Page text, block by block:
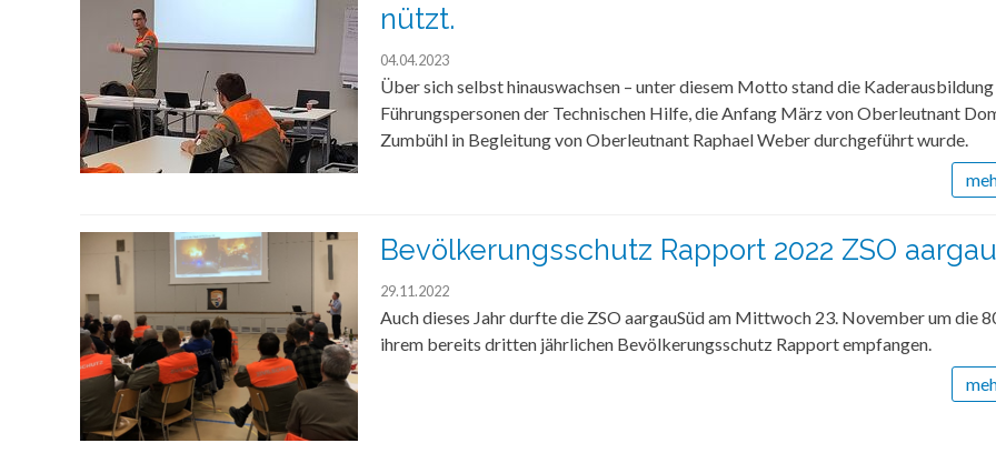
nützt.
04.04.2023
Über sich selbst hinauswachsen – unter diesem Motto stand die
Führungspersonen der Technischen Hilfe, die Anfang März von Oberleutnant
Zumbühl in Begleitung von Oberleutnant Raphael Weber durchgeführt wurde.
Bevölkerungsschutz Rapport 2022 ZSO
29.11.2022
Auch dieses Jahr durfte die ZSO aargauSüd am Mittwoch 23. November um die
ihrem bereits dritten jährlichen Bevölkerungsschutz Rapport empfangen.